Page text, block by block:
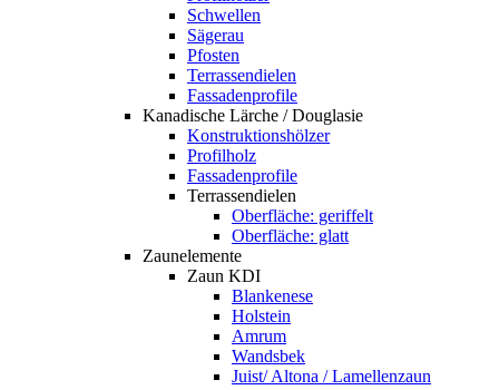
Schwellen
Sägerau
Pfosten
Terrassendielen
Fassadenprofile
Kanadische Lärche / Douglasie
Konstruktionshölzer
Profilholz
Fassadenprofile
Terrassendielen
Oberfläche: geriffelt
Oberfläche: glatt
Zaunelemente
Zaun KDI
Blankenese
Holstein
Amrum
Wandsbek
Juist/ Altona / Lamellenzaun